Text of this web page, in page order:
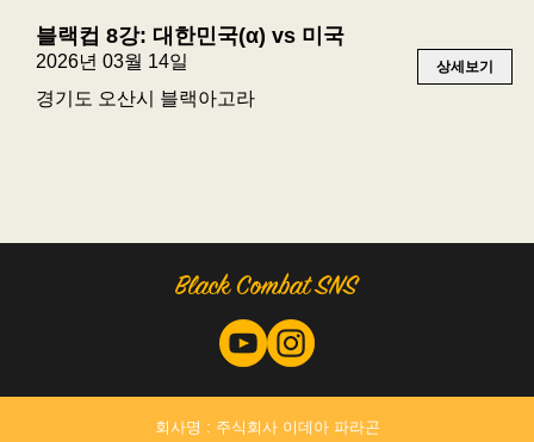
블랙컵 8강: 대한민국(α) vs 미국
2026년 03월 14일
경기도 오산시 블랙아고라
상세보기
회사명 : 주식회사 이데아 파라곤